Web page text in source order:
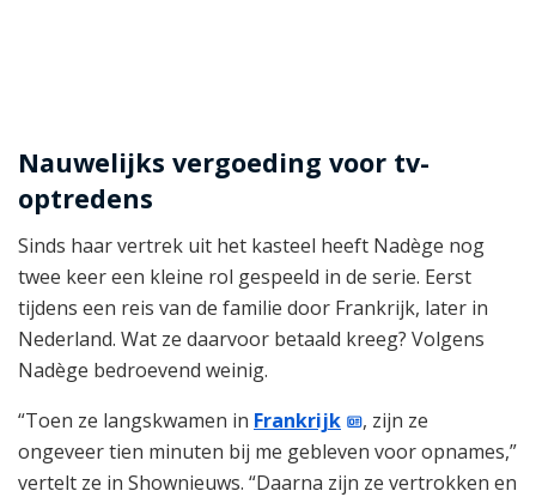
Nauwelijks vergoeding voor tv-
optredens
Sinds haar vertrek uit het kasteel heeft Nadège nog
twee keer een kleine rol gespeeld in de serie. Eerst
tijdens een reis van de familie door Frankrijk, later in
Nederland. Wat ze daarvoor betaald kreeg? Volgens
Nadège bedroevend weinig.
“Toen ze langskwamen in Frankrijk
, zijn ze
ongeveer tien minuten bij me gebleven voor opnames,”
vertelt ze in Shownieuws. “Daarna zijn ze vertrokken en